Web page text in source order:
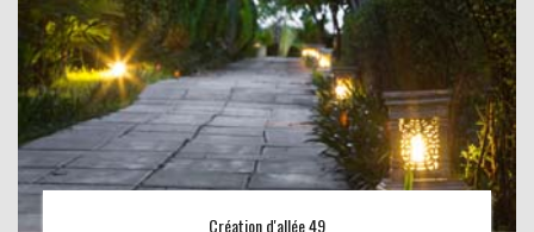
Création d'allée 49